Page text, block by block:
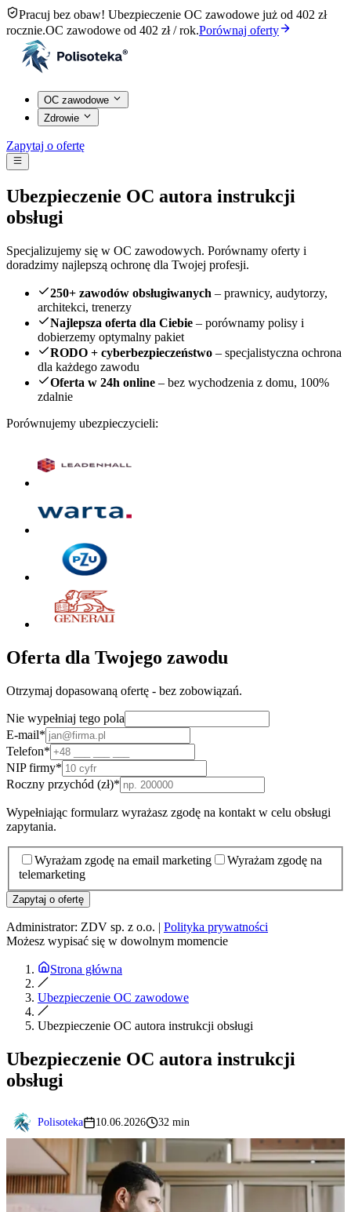
Pracuj bez obaw! Ubezpieczenie OC zawodowe już od 402 zł
rocznie.OC zawodowe od 402 zł / rok.Porównaj oferty
OC zawodowe
Zdrowie
Zapytaj o ofertę
Ubezpieczenie OC autora instrukcji
obsługi
Specjalizujemy się w OC zawodowych. Porównamy oferty i
doradzimy najlepszą ochronę dla Twojej profesji.
250+ zawodów obsługiwanych – prawnicy, audytorzy,
architekci, trenerzy
Najlepsza oferta dla Ciebie – porównamy polisy i
dobierzemy optymalny pakiet
RODO + cyberbezpieczeństwo – specjalistyczna ochrona
dla każdego zawodu
Oferta w 24h online – bez wychodzenia z domu, 100%
zdalnie
Porównujemy ubezpieczycieli:
Oferta dla Twojego zawodu
Otrzymaj dopasowaną ofertę - bez zobowiązań.
Nie wypełniaj tego pola
E-mail*
Telefon*
NIP firmy*
Roczny przychód (zł)*
Wypełniając formularz wyrażasz zgodę na kontakt w celu obsługi
zapytania.
Wyrażam zgodę na email marketing
Wyrażam zgodę na
telemarketing
Zapytaj o ofertę
Administrator: ZDV sp. z o.o. | Polityka prywatności
Możesz wypisać się w dowolnym momencie
Strona główna
Ubezpieczenie OC zawodowe
Ubezpieczenie OC autora instrukcji obsługi
Ubezpieczenie OC autora instrukcji
obsługi
Polisoteka 10.06.2026 32 min